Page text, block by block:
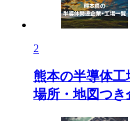
2
熊本の半導体
場所・地図つき